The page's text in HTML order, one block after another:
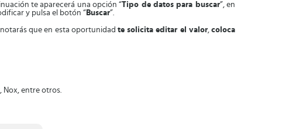
te aparecerá una opción “Tipo de datos para buscar”, en
y pulsa el botón “ Buscar”.
que en esta oportunidad te solicita editar el valor,coloca
Nox, entre otros.